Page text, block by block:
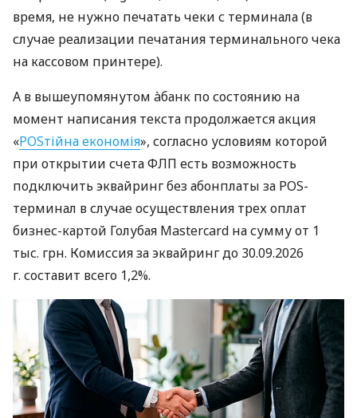
время, не нужно печатать чеки с терминала (в
случае реализации печатания терминального чека
на кассовом принтере).
А в вышеупомянутом àбанк по состоянию на
момент написания текста продолжается акция
«POSтійна економія», согласно условиям которой
при открытии счета ФЛП есть возможность
подключить эквайринг без абонплаты за POS-
терминал в случае осуществления трех оплат
бизнес-картой Голубая Mastercard на сумму от 1
тыс. грн. Комиссия за эквайринг до 30.09.2026
г. составит всего 1,2%.